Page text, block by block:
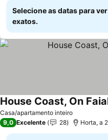
Selecione as datas para
exatos.
Casa/apartamento inteiro
House Coast, On
9,0 Excelente 28 Horta, a